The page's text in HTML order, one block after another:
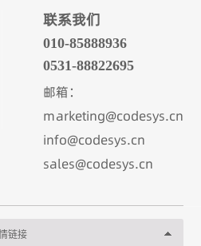
联系我们
010-85888936
0531-88822695
邮箱：
marketing@codesys.cn
info@codesys.cn
sales@codesys.cn